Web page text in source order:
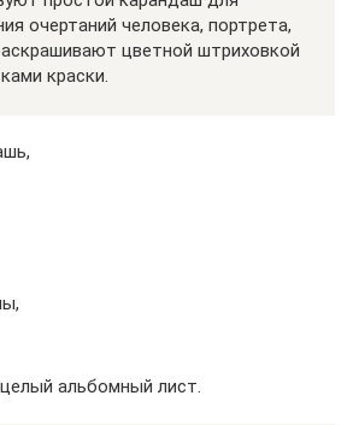
очертаний человека, портрета,
цветной штриховкой
краски.
альбомный лист.